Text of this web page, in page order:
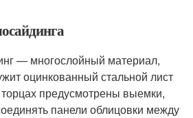
— многослойный материал,
оцинкованный стальной лист
предусмотрены выемки,
панели облицовки между